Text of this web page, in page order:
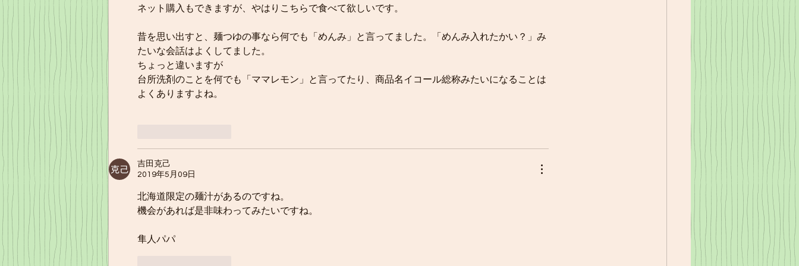
ネット購入もできますが、やはりこちらで食べて欲しいです。
昔を思い出すと、麺つゆの事なら何でも「めんみ」と言ってました。「めんみ入れたかい？」み
たいな会話はよくしてました。
ちょっと違いますが
台所洗剤のことを何でも「ママレモン」と言ってたり、商品名イコール総称みたいになることは
よくありますよね。
吉田克己
2019年5月09日
北海道限定の麺汁があるのですね。
機会があれば是非味わってみたいですね。
隼人パパ